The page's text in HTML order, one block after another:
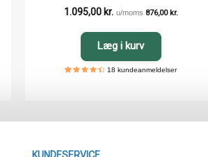
1.095,00 kr. u/moms 876,00 kr.
Læg i kurv
18 kundeanmeldelser